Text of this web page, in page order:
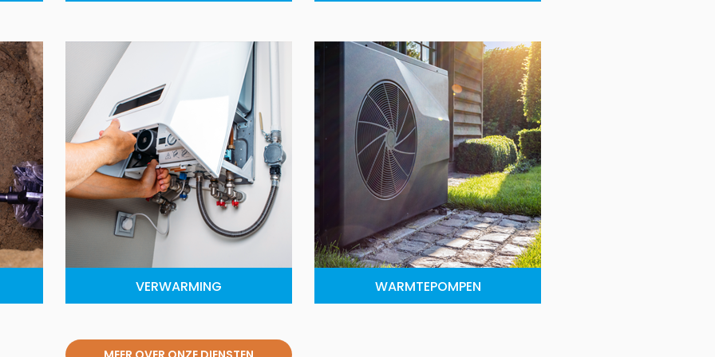
VERWARMING WARMTEPOMPEN